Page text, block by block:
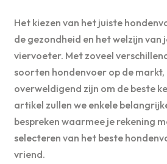
Het kiezen van het juiste
de gezondheid en het welzijn van
viervoeter. Met zoveel
soorten hondenvoer op de
overweldigend zijn om de beste
artikel zullen we enkele
bespreken waarmee je rekening
selecteren van het beste
vriend.